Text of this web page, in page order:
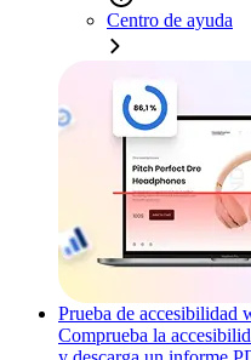
Centro de ayuda
Prueba de accesibilidad
Comprueba la